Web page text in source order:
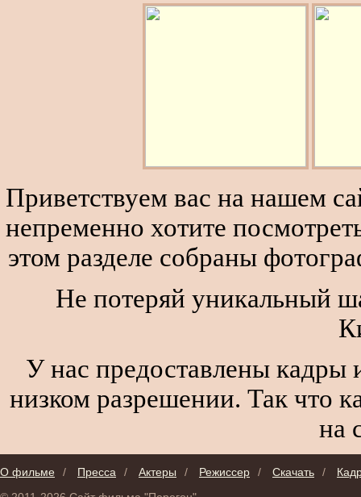
Приветствуем вас на нашем
непременно хотите
этом разделе собраны
Не потеряй уникальный
У нас предоставлены кадры
низком разрешении. Так что
на
О фильме / Пресса / Актеры / Режиссер / Скачать /